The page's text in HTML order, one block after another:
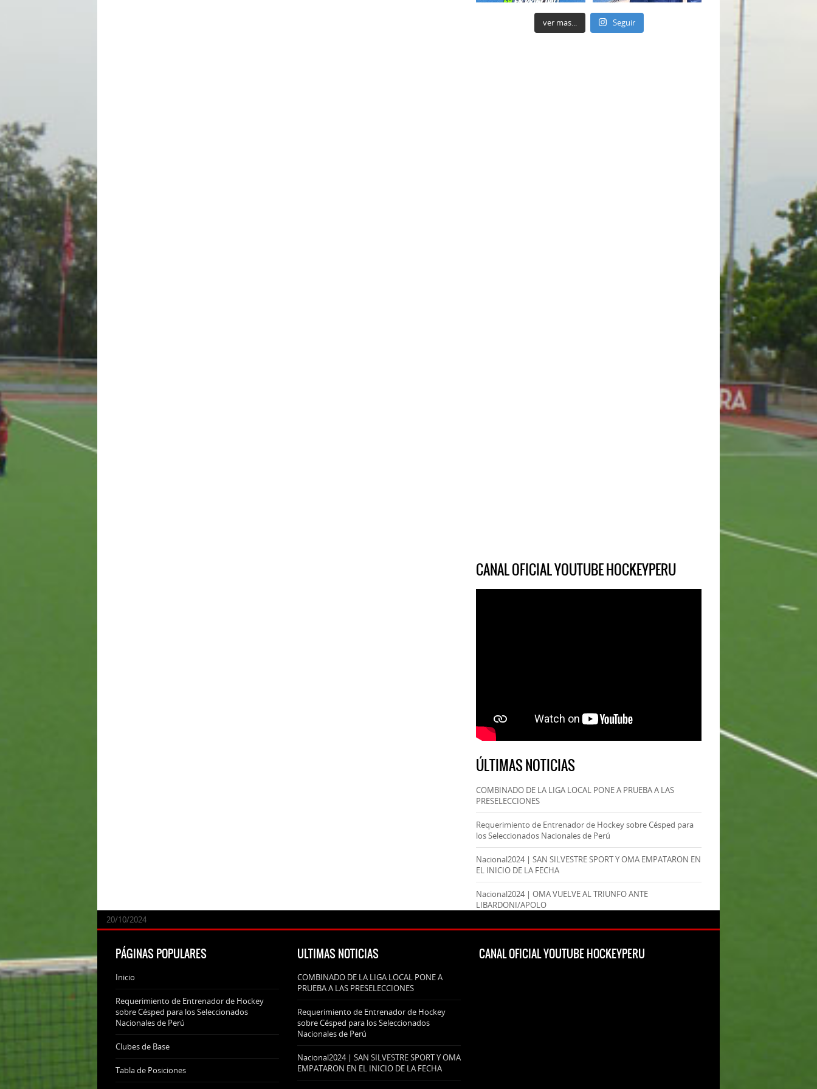
ver mas... Seguir
CANAL OFICIAL YOUTUBE HOCKEYPERU
ÚLTIMAS NOTICIAS
COMBINADO DE LA LIGA LOCAL PONE A PRUEBA A LAS
PRESELECCIONES
24/09/2025
Requerimiento de Entrenador de Hockey sobre Césped para
los Seleccionados Nacionales de Perú
07/11/2024
Nacional2024 | SAN SILVESTRE SPORT Y OMA EMPATARON EN
EL INICIO DE LA FECHA
20/10/2024
Nacional2024 | OMA VUELVE AL TRIUNFO ANTE
LIBARDONI/APOLO
20/10/2024
PÁGINAS POPULARES
Inicio
Requerimiento de Entrenador de Hockey
sobre Césped para los Seleccionados
Nacionales de Perú
Clubes de Base
Tabla de Posiciones
ULTIMAS NOTICIAS
COMBINADO DE LA LIGA LOCAL PONE A
PRUEBA A LAS PRESELECCIONES
Requerimiento de Entrenador de Hockey
sobre Césped para los Seleccionados
Nacionales de Perú
Nacional2024 | SAN SILVESTRE SPORT Y OMA
EMPATARON EN EL INICIO DE LA FECHA
CANAL OFICIAL YOUTUBE HOCKEYPERU